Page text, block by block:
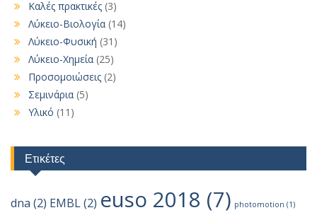
Καλές πρακτικές (3)
Λύκειο-Βιολογία (14)
Λύκειο-Φυσική (31)
Λύκειο-Χημεία (25)
Προσομοιώσεις (2)
Σεμινάρια (5)
Υλικό (11)
Ετικέτες
dna (2) EMBL(2) euso 2018 (7) photomotion (1)